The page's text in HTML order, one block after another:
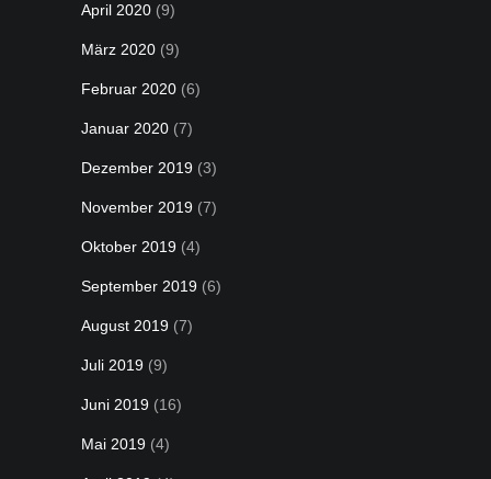
April 2020 (9)
März 2020 (9)
Februar 2020 (6)
Januar 2020 (7)
Dezember 2019 (3)
November 2019 (7)
Oktober 2019 (4)
September 2019 (6)
August 2019 (7)
Juli 2019 (9)
Juni 2019 (16)
Mai 2019 (4)